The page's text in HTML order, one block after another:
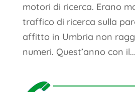
motori di ricerca. Erano
traffico di ricerca sulla
affitto in Umbria non
numeri. Quest’anno con il...